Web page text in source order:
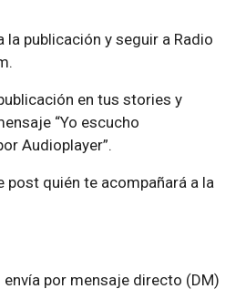
la publicación y seguir a Radio
en tus stories y
“Yo escucho
Audioplayer”.
post quién te acompañará a la
envía por mensaje directo (DM)